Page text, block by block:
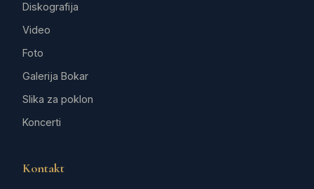
Diskografija
Video
Foto
Galerija Bokar
Slika za poklon
Koncerti
Kontakt